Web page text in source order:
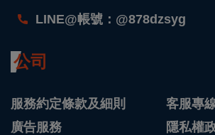
LINE@帳號：@878dzsyg
公司
服務約定條款及細則
客服專
廣告服務
隱私權